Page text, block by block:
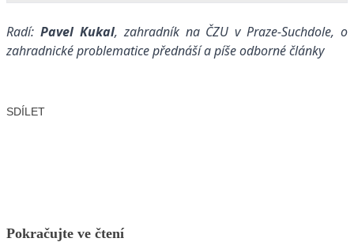
Radí: Pavel Kukal, zahradník na ČZU v Praze-Suchdole, o
zahradnické problematice přednáší a píše odborné články
SDÍLET
Pokračujte ve čtení